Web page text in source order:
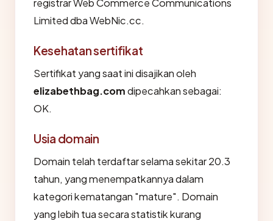
registrar Web Commerce Communications
Limited dba WebNic.cc.
Kesehatan sertifikat
Sertifikat yang saat ini disajikan oleh
elizabethbag.comdipecahkan sebagai:
OK.
Usia domain
Domain telah terdaftar selama sekitar 20.3
tahun, yang menempatkannya dalam
kategori kematangan "mature". Domain
yang lebih tua secara statistik kurang